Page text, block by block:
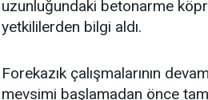
uzunluğundaki betonarme
yetkililerden bilgi aldı.
Forekazık çalışmalarının
mevsimi başlamadan önce